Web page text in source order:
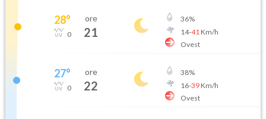
28°
0
ore
21
36%
14-41 Km/h
Ovest
27°
0
ore
22
38%
16-39Km/h
Ovest